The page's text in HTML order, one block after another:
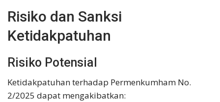
Risiko dan Sanksi
Ketidakpatuhan
Risiko Potensial
Ketidakpatuhan terhadap Permenkumham No.
2/2025 dapat mengakibatkan: